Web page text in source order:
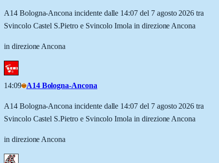
A14 Bologna-Ancona incidente dalle 14:07 del 7 agosto 2026 tra
Svincolo Castel S.Pietro e Svincolo Imola in direzione Ancona
in direzione Ancona
14:09 A14 Bologna-Ancona
A14 Bologna-Ancona incidente dalle 14:07 del 7 agosto 2026 tra
Svincolo Castel S.Pietro e Svincolo Imola in direzione Ancona
in direzione Ancona